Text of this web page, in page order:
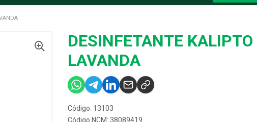
DESINFETANTE
LAVANDA
Código: 13103
Código NCM: 38089419